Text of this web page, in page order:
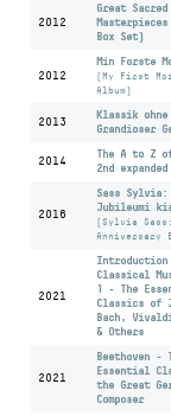
2012
Great Sacred
Masterpieces
Box Set)
2012
Min Forste
(My First
Album)
2013
Klassik
Grandioser
2014
The A to Z
2nd
2016
Sass Sylvia:
Jubileumi
(Sylvia Sass:
Anniversary
2021
Classical
1 - The
Classics of
Bach,
& Others
2021
Beethoven -
Essential
the Great
Composer